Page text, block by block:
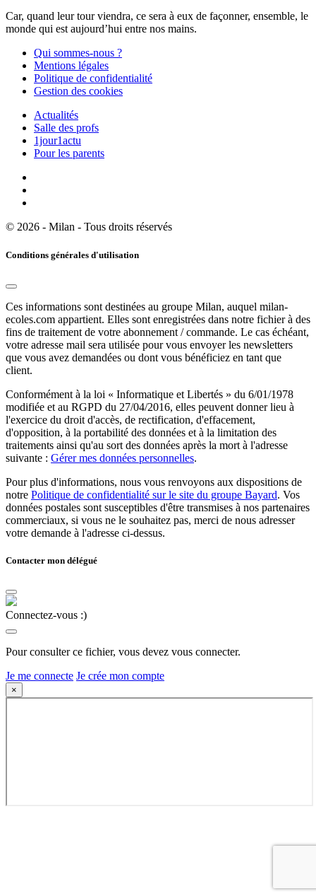
Car, quand leur tour viendra, ce sera à eux de façonner, ensemble, le
monde qui est aujourd’hui entre nos mains.
Qui sommes-nous ?
Mentions légales
Politique de confidentialité
Gestion des cookies
Actualités
Salle des profs
1jour1actu
Pour les parents
© 2026 - Milan - Tous droits réservés
Conditions générales d'utilisation
Ces informations sont destinées au groupe Milan, auquel milan-
ecoles.com appartient. Elles sont enregistrées dans notre fichier à des
fins de traitement de votre abonnement / commande. Le cas échéant,
votre adresse mail sera utilisée pour vous envoyer les newsletters
que vous avez demandées ou dont vous bénéficiez en tant que
client.
Conformément à la loi « Informatique et Libertés » du 6/01/1978
modifiée et au RGPD du 27/04/2016, elles peuvent donner lieu à
l'exercice du droit d'accès, de rectification, d'effacement,
d'opposition, à la portabilité des données et à la limitation des
traitements ainsi qu'au sort des données après la mort à l'adresse
suivante : Gérer mes données personnelles.
Pour plus d'informations, nous vous renvoyons aux dispositions de
notre Politique de confidentialité sur le site du groupe Bayard. Vos
données postales sont susceptibles d'être transmises à nos partenaires
commerciaux, si vous ne le souhaitez pas, merci de nous adresser
votre demande à l'adresse ci-dessus.
Contacter mon délégué
Connectez-vous :)
Pour consulter ce fichier, vous devez vous connecter.
Je me connecte Je crée mon compte
×